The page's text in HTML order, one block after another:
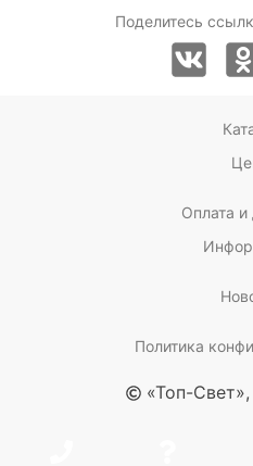
Поделитесь
Оплата и
Политика
«Топ-